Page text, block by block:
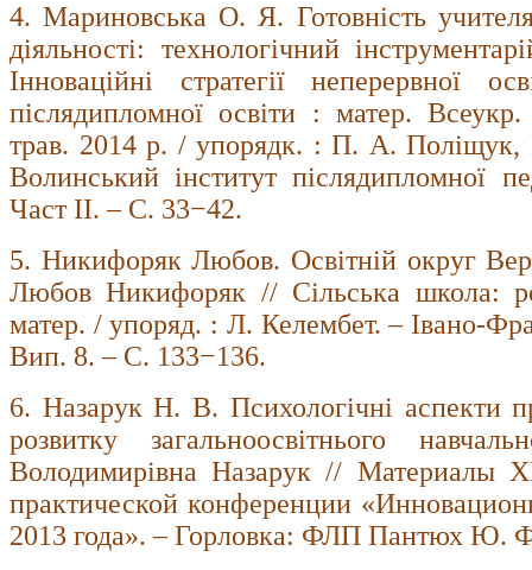
4. Мариновська О. Я. Готовність
діяльності: технологічний
Інноваційні стратегії неперервної
післядипломної освіти : матер.
трав. 2014 р. / упорядк. : П. А.
Волинський інститут післядипломної
Част ІІ. – С. 33−42.
5. Никифоряк Любов. Освітній округ
Любов Никифоряк // Сільська школа:
матер. / упоряд. : Л. Келембет. – Івано-
Вип. 8. – С. 133−136.
6. Назарук Н. В. Психологічні аспекти
розвитку загальноосвітнього
Володимирівна Назарук // Материалы
практической конференции
2013 года». – Горловка: ФЛП Пантюх Ю.